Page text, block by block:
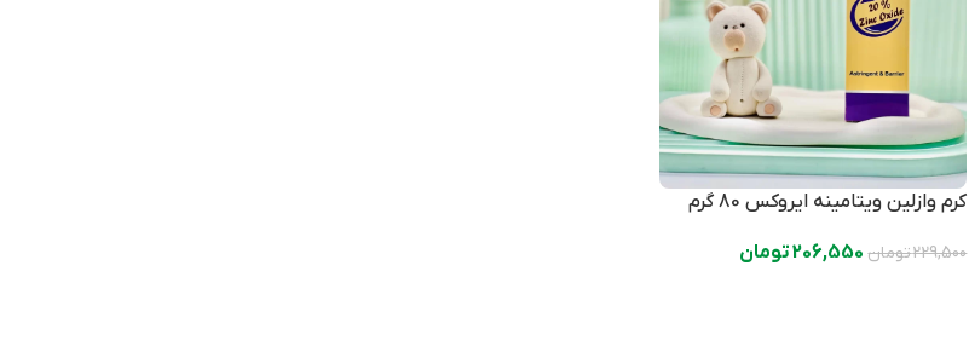
کرم وازلین ویتامینه ایروکس 80 گرم
229,500تومان 206,550تومان